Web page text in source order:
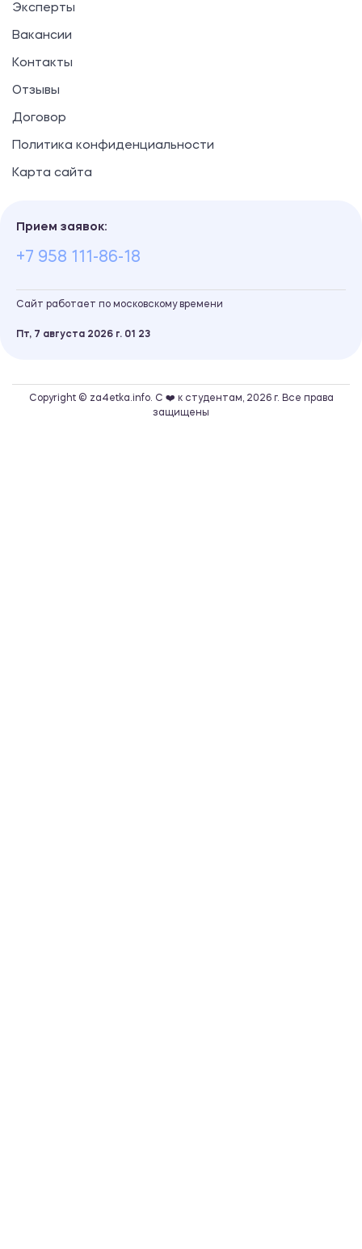
Эксперты
Вакансии
Контакты
Отзывы
Договор
Политика конфиденциальности
Карта сайта
Прием заявок:
+7 958 111-86-18
Сайт работает по московскому времени
Пт, 7 августа 2026 г. 01 23
Copyright © za4etka.info. С ❤️ к студентам, 2026 г. Все права
защищены